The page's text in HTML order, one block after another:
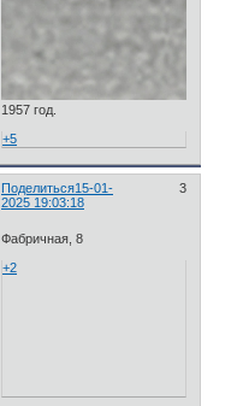
1957 год.
+5
Поделиться 3
15-01-
2025 19:03:18
Фабричная, 8
+2